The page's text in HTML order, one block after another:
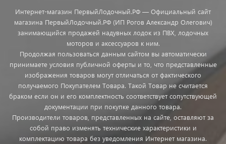
Интернет-магазин ПервыйЛодочный.РФ — Официальный сайт
магазина ПервыйЛодочный.РФ (ИП Рогов Александр Олегович)
занимающийся продажей надувных лодок из ПВХ, лодочных
моторов и аксессуаров к ним.
Продолжая пользоваться данным сайтом вы автоматически
принимаете условия публичной оферты и то, что представленные
изображения товаров могут отличаться от фактического
получаемого Покупателем Товара. Такой Товар не считается
браком если он и его комплектность соответствует сопутствующей
документации при покупке данного товара.
Производители товаров, представленных на сайте, оставляют за
собой право изменять технические характеристики и
комплектацию товара без уведомления Интернет магазина.